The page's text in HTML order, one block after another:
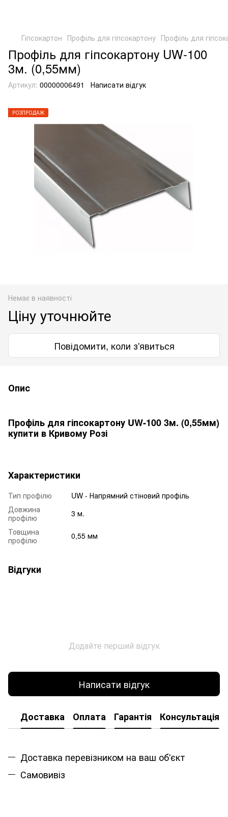
Гіпсокартон Профіль для гіпсокартону Профіль для
Профіль для гіпсокартону UW-100
3м. (0,55мм)
Артикул: 00000006491 Написати відгук
РОЗПРОДАЖ
Немає в наявності
Ціну уточнюйте
Повідомити, коли з'явиться
Опис
Профіль для гіпсокартону UW-100 3м. (0,55мм)
купити в Кривому Розі
Характеристики
Тип профілю
UW - Напрямний стіновий профіль
Довжина
профілю
3 м.
Товщина
профілю
0,55 мм
Відгуки
Додайте перший відгук
Написати відгук
Доставка Оплата Гарантія Консультація
Доставка перевізником на ваш об'єкт
Самовивіз